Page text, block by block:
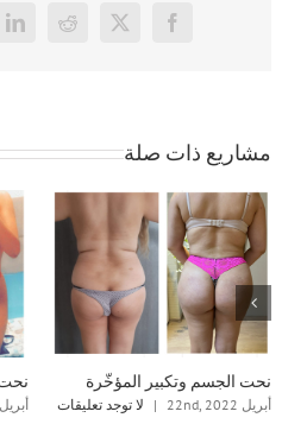
Facebook
X
Reddit
مشاريع ذات صلة
نحت الجسم وتكبير المؤخّرة
أبريل 22nd, 2022 | لا توجد تعليقات أبريل 22nd, 2022